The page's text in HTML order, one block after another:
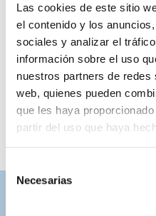
Las cookies de este sitio
el contenido y los
sociales y analizar el
información sobre el uso
nuestros partners de
web, quienes pueden
que les haya
partir del uso que haya
Necesarias
PANTALÓN AWAY AVISPA
INFANTIL 23/24
15,00 €
39,99 €